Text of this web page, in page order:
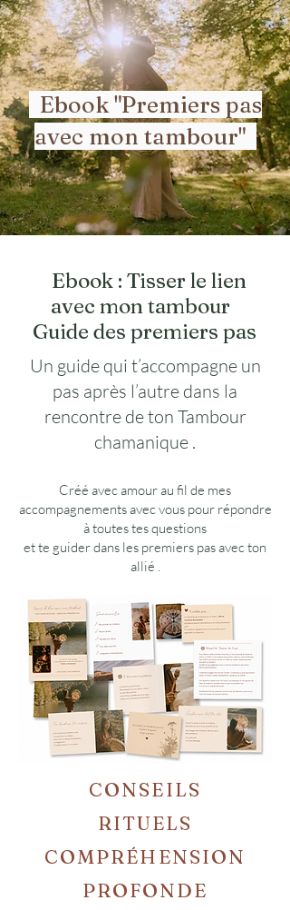
Ebook "Premiers pas
avec mon tambour"
Ebook : Tisser le lien
avec mon tambour
Guide des premiers pas
Un guide qui t’accompagne un
pas après l’autre dans la
rencontre de ton Tambour
chamanique .
Créé avec amour au fil de mes
accompagnements avec vous pour répondre
à toutes tes questions
et te guider dans les premiers pas avec ton
allié .
CONSEILS
RITUELS
COMPRÉHENSION
PROFONDE